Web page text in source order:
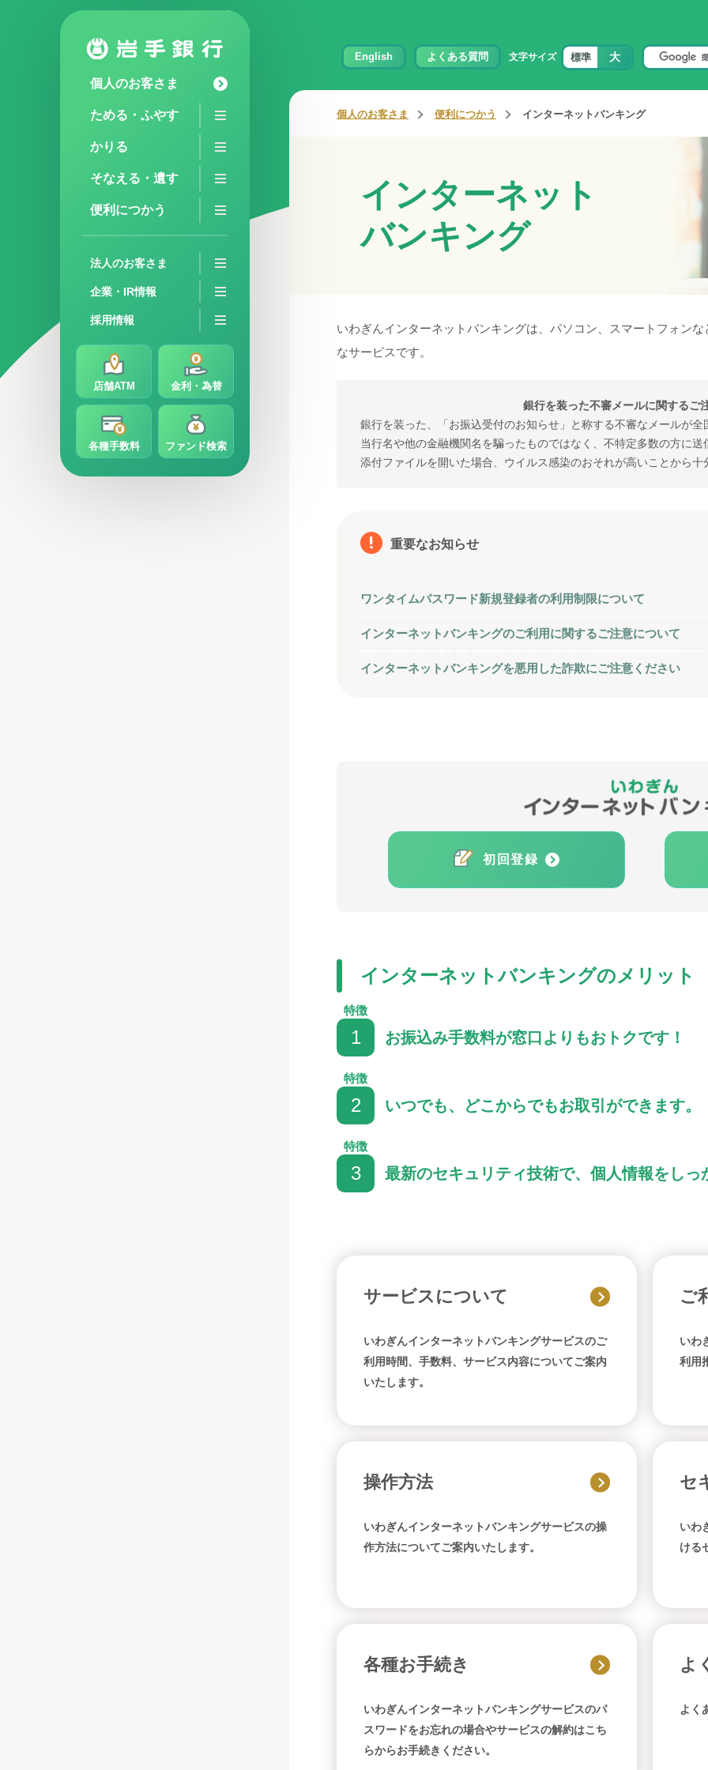
個人のお客さま
ためる・ふやす
かりる
そなえる・遺す
便利につかう
法人のお客さま
企業・IR情報
採用情報
店舗ATM 金利・為替
各種手数料 ファンド検索
English よくある質問 文字サイズ 標準 大
個人のお客さま 便利につかう インターネットバンキング
インターネット
バンキング
いわぎんインターネットバンキングは、パソコン、スマートフォン
なサービスです。
銀行を装った不審メールに関するご
銀行を装った、「お振込受付のお知らせ」と称する不審なメールが
当行名や他の金融機関名を騙ったものではなく、不特定多数の方に
添付ファイルを開いた場合、ウイルス感染のおそれが高いことから十
重要なお知らせ
ワンタイムパスワード新規登録者の利用制限について
インターネットバンキングのご利用に関するご注意について
インターネットバンキングを悪用した詐欺にご注意ください
初回登録
インターネットバンキングのメリット
特徴
1 お振込み手数料が窓口よりもおトクです！
特徴
2 いつでも、どこからでもお取引ができます。
特徴
3 最新のセキュリティ技術で、個人情報をしっ
サービスについて
いわぎんインターネットバンキングサービスのご
利用時間、手数料、サービス内容についてご案内
いたします。
ご
いわ
利用
操作方法
いわぎんインターネットバンキングサービスの操
作方法についてご案内いたします。
セ
いわ
ける
各種お手続き
いわぎんインターネットバンキングサービスのパ
スワードをお忘れの場合やサービスの解約はこち
らからお手続きください。
よ
よく